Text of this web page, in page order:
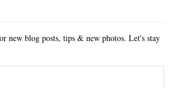
new blog posts, tips & new photos. Let's stay